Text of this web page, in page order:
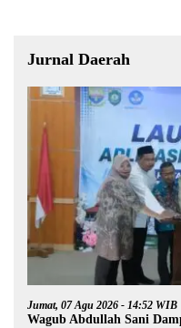
Jurnal Daerah
Jumat, 07 Agu 2026 - 14:52 WIB
Wagub Abdullah Sani